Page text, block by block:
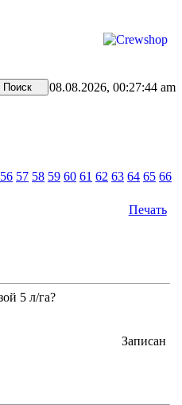
08.08.2026, 00:27:44 am
56 57 58 59 60 61 62 63 64 65 66
Печать
5 л/га?
Записан